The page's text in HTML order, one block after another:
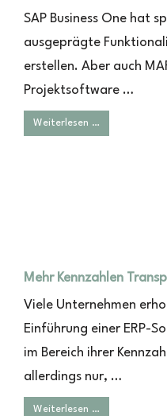
SAP Business One hat
ausgeprägte
erstellen. Aber auch
Projektsoftware …
Weiterlesen …
Mehr Kennzahlen
Viele Unternehmen
Einführung einer ERP-
im Bereich ihrer
allerdings nur, …
Weiterlesen …